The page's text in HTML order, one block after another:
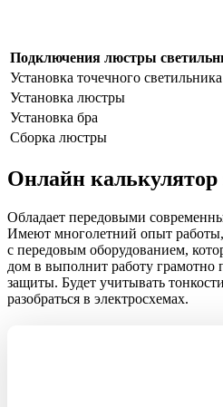
Подключения люстры
Установка точечного светильника
Установка люстры
Установка бра
Сборка люстры
Онлайн
Обладает передовыми
Имеют многолетний опыт
с передовым оборудованием,
дом в выполнит работу
защиты. Будет учитывать
разобраться в электросхемах.